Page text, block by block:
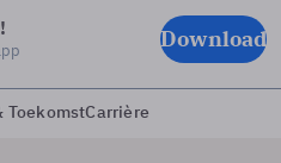
Download
ToekomstCarrière